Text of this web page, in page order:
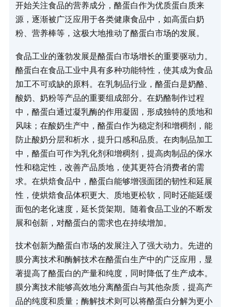
开始关注食品的营养成分，酪蛋白作为优质蛋白质来
源，逐渐被广泛应用于各类健康食品中，如高蛋白奶
粉、营养棒等，这极大地推动了酪蛋白市场的发展。​
食品工业的蓬勃发展是酪蛋白市场增长的重要驱动力。
酪蛋白在食品工业中具有多种功能特性，使其成为食品
加工不可或缺的原料。在乳制品行业，酪蛋白是奶酪、
酸奶、奶粉等产品的重要组成部分。在奶酪制作过程
中，酪蛋白通过凝乳酶的作用凝固，形成独特的质地和
风味；在酸奶生产中，酪蛋白作为稳定剂和增稠剂，能
防止酸奶分层和析水，提升口感和品质。在肉制品加工
中，酪蛋白可作为乳化剂和增稠剂，提高肉制品的保水
性和稳定性，改善产品质地，使其更符合消费者的需
求。在烘焙食品中，酪蛋白能够增强面团的韧性和延展
性，使烘焙食品体积更大、质地更松软，同时还能延缓
面包的老化速度，延长货架期。随着食品工业的不断发
展和创新，对酪蛋白的需求也在持续增加。​
技术创新为酪蛋白市场的发展注入了强大动力。先进的
膜分离技术和酶解技术在酪蛋白生产中的广泛应用，显
著提高了酪蛋白的产量和纯度，同时降低了生产成本。
膜分离技术能够高效地分离酪蛋白与其他杂质，提高产
品的纯度和质量；酶解技术则可以将酪蛋白分解为更小